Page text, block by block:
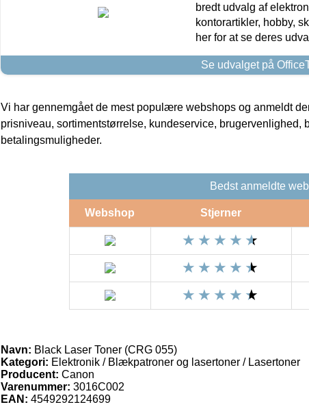
bredt udvalg af
kontorartikler, hobby,
her for at se deres
Se udvalget på
Vi har gennemgået de mest populære webshops og anmeldt
prisniveau, sortimentstørrelse, kundeservice, brugervenlighed,
betalingsmuligheder.
Bedst anmeldte
Webshop Stjerner
Navn: Black Laser Toner (CRG 055)
Kategori: Elektronik / Blækpatroner og lasertoner / Lasertoner
Producent: Canon
Varenummer: 3016C002
EAN: 4549292124699